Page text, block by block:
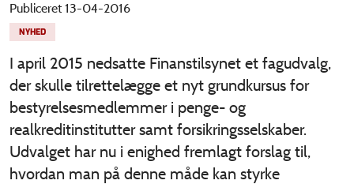
Publiceret 13-04-2016
NYHED
I april 2015 nedsatte Finanstilsynet et fagudvalg,
der skulle tilrettelægge et nyt grundkursus for
bestyrelsesmedlemmer i penge- og
realkreditinstitutter samt forsikringsselskaber.
Udvalget har nu i enighed fremlagt forslag til,
hvordan man på denne måde kan styrke